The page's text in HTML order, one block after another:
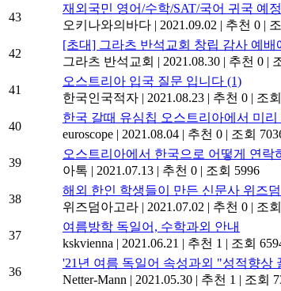
43
재외국민 영어/수학/SAT/국어 귀국 예
오키나와의바다 | 2021.09.02 | 추천 0 |
42
[초대] 그라츠 반석교회 창립 감사 예
그라츠 반석교회 | 2021.08.30 | 추천 0 |
41
오스트리아 입국 질문 입니다 (1)
한국인국적자 | 2021.08.23 | 추천 0 | 조
40
한국 갈때 유심칩 오스트리아에서 미
euroscope | 2021.08.04 | 추천 0 | 조회
39
오스트리아에서 한국으로 어떻게 연락
아톡 | 2021.07.13 | 추천 0 | 조회 5996
38
해외 한인 학생들이 만든 신문사 위즈
위즈덤아고라 | 2021.07.02 | 추천 0 | 조
37
여름방학 독일어, 수학과외 안내
kskvienna | 2021.06.21 | 추천 1 | 조회
36
'21년 여름 독일어 속성과외 "성적향상
Netter-Mann | 2021.05.30 | 추천 1 | 조회